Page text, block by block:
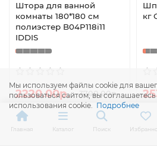
Штора для ванной
комнаты 180*180 см
полиэстер B04P118i11
IDDIS
2220.00р. 3700.00р.
В корзину
кг
Мы используем файлы cookie для
пользоваться сайтом, вы
использования cookie. Подробнее
Главная Каталог Поиск